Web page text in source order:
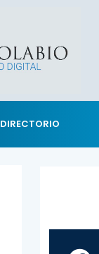
DIRECTORIO